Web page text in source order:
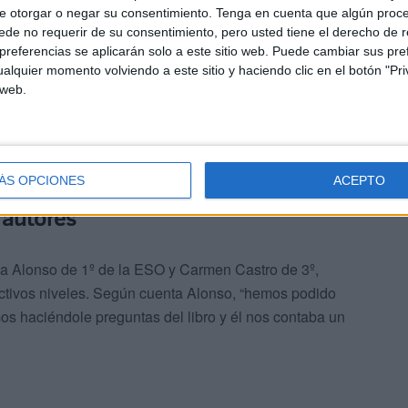
otorgar o negar su consentimiento. Tenga en cuenta que algún
no requerir de su consentimiento, pero usted tiene el derecho de
se aplicarán solo a este sitio web. Puede cambiar sus
momento volviendo a este sitio y haciendo clic en el botón
OPCIONES ACEPTO
más palabras y cosas que no sabíamos”, añaden
nivel 1 y pudo vivir la experiencia de hablar con Isabel
de poder hablar con los autores”.
de 1º de la ESO y Carmen Castro de 3º,
niveles. Según cuenta Alonso, “hemos podido
haciéndole preguntas del libro y él nos contaba un